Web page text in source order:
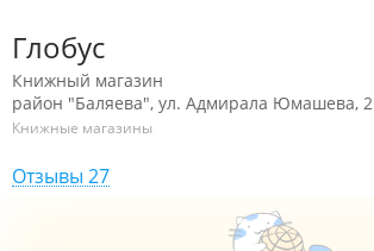
Глобус
Книжный магазин
район "Баляева", ул. Адмирала Юмашева, 2
Книжные магазины
Отзывы 27